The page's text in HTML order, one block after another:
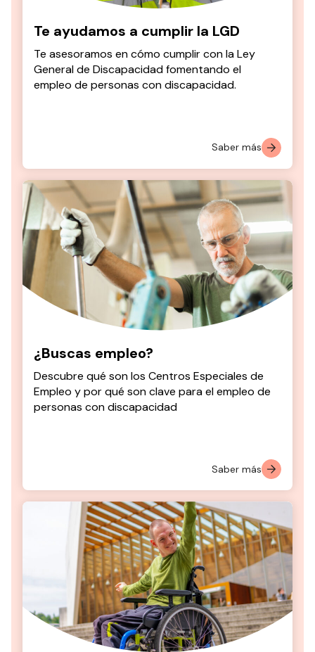
Te ayudamos a cumplir la LGD
Te asesoramos en cómo cumplir con la Ley
General de Discapacidad fomentando el
empleo de personas con discapacidad.
Saber más
¿Buscas empleo?
Descubre qué son los Centros Especiales de
Empleo y por qué son clave para el empleo de
personas con discapacidad
Saber más